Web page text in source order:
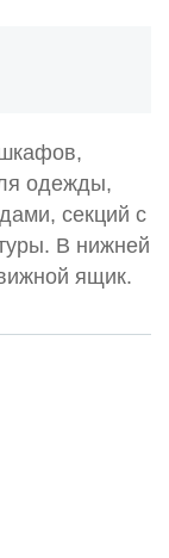
одежды,
секций с
В нижней
ящик.